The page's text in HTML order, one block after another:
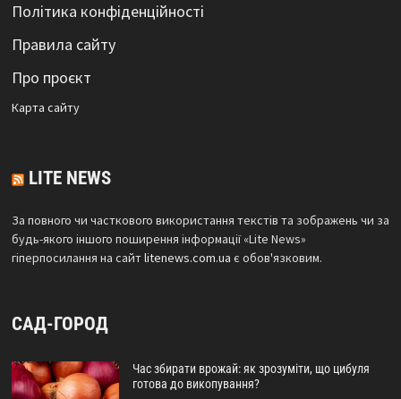
Політика конфіденційності
Правила сайту
Про проєкт
Карта сайтy
LITE NEWS
За повного чи часткового використання текстів та зображень чи за
будь-якого іншого поширення інформації «Lite News»
гіперпосилання на сайтlitenews.com.ua є обов'язковим.
САД-ГОРОД
Час збирати врожай: як зрозуміти, що цибуля
готова до викопування?